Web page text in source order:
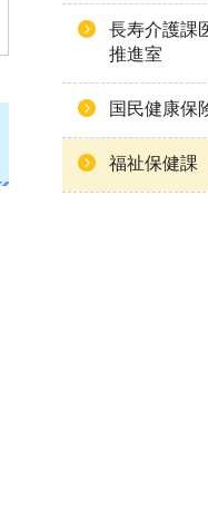
長寿介護課
推進室
国民健康保
福祉保健課